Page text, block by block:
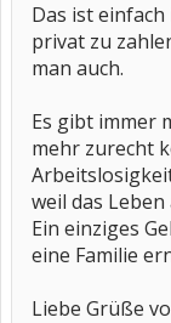
Das ist
privat zu
man auch.
Es gibt immer
mehr zurecht
weil das
Ein einziges
eine Familie
Liebe Grüße